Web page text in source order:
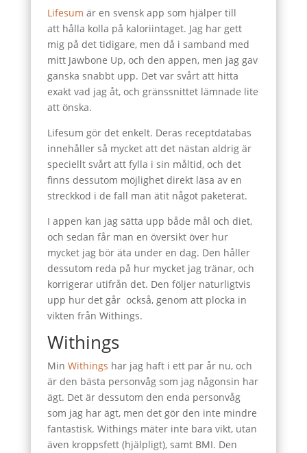
Lifesum är en svensk app som hjälper till
att hålla kolla på kaloriintaget. Jag har gett
mig på det tidigare, men då i samband med
mitt Jawbone Up, och den appen, men jag gav
ganska snabbt upp. Det var svårt att hitta
exakt vad jag åt, och gränssnittet lämnade lite
att önska.
Lifesum gör det enkelt. Deras receptdatabas
innehåller så mycket att det nästan aldrig är
speciellt svårt att fylla i sin måltid, och det
finns dessutom möjlighet direkt läsa av en
streckkod i de fall man ätit något paketerat.
I appen kan jag sätta upp både mål och diet,
och sedan får man en översikt över hur
mycket jag bör äta under en dag. Den håller
dessutom reda på hur mycket jag tränar, och
korrigerar utifrån det. Den följer naturligtvis
upp hur det går också, genom att plocka in
vikten från Withings.
Withings
Min Withings har jag haft i ett par år nu, och
är den bästa personvåg som jag någonsin har
ägt. Det är dessutom den enda personvåg
som jag har ägt, men det gör den inte mindre
fantastisk. Withings mäter inte bara vikt, utan
även kroppsfett (hjälpligt), samt BMI. Den